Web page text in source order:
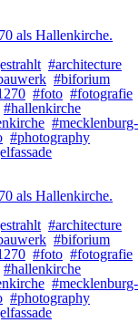
als Hallenkirche.
#architecture
#biforium
#foto #fotografie
#hallenkirche
#mecklenburg-
#photography
als Hallenkirche.
#architecture
#biforium
#foto #fotografie
#hallenkirche
#mecklenburg-
#photography